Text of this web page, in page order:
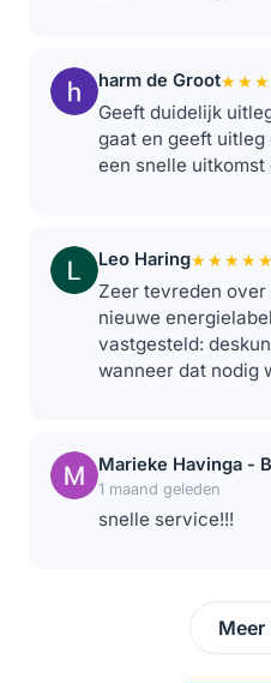
harm de Groot
Geeft duidelijk
gaat en geeft
een snelle
Leo Haring★★★★★
Zeer tevreden
nieuwe
vastgesteld:
wanneer dat nodig
Marieke Havinga -
1 maand geleden
snelle service!!!
Meer